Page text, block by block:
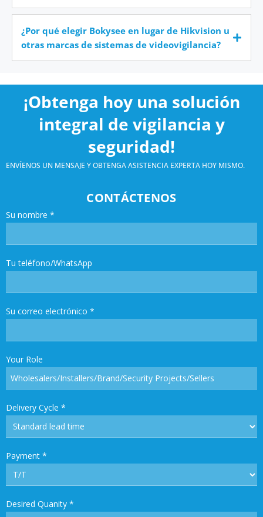
¿Por qué elegir Bokysee en lugar de Hikvision u
otras marcas de sistemas de videovigilancia?
¡Obtenga hoy una solución
integral de vigilancia y
seguridad!
ENVÍENOS UN MENSAJE Y OBTENGA ASISTENCIA EXPERTA HOY MISMO.
CONTÁCTENOS
Su nombre *
Tu teléfono/WhatsApp
Su correo electrónico *
Your Role
Delivery Cycle *
Payment *
Desired Quanity *